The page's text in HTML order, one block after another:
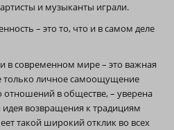
и музыканты играли.
– это то, что и в самом деле
в современном мире – это важная
только личное самоощущение
в обществе, – уверена
возвращения к традициям
такой широкий отклик во всех